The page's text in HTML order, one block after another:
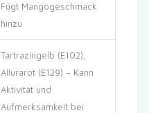
Fügt Mangogeschmack
hinzu
Tartrazingelb (E102),
Allurarot (E129) – Kann
Aktivität und
Aufmerksamkeit bei